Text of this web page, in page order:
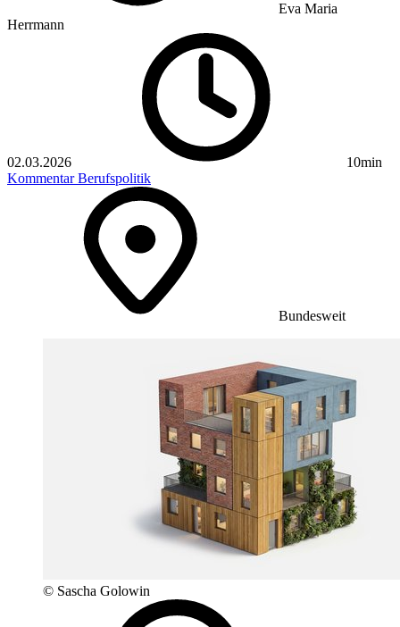
Eva Maria
Herrmann
02.03.2026
10min
KommentarBerufspolitik
Bundesweit
© Sascha Golowin